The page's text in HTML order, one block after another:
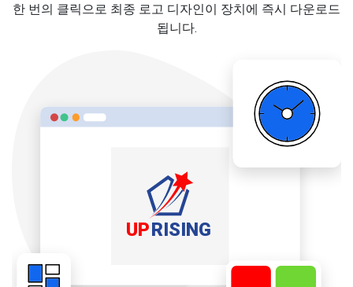
한 번의 클릭으로 최종 로고 디자인이 장치에 즉시 다운로드
됩니다.